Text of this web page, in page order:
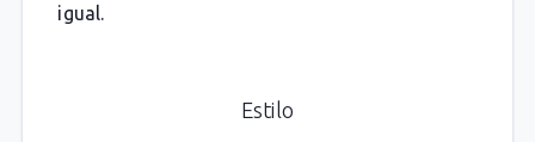
igual.
Estilo